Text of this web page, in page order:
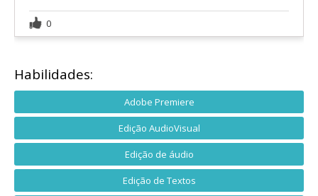
0
Habilidades:
Adobe Premiere
Edição AudioVisual
Edição de áudio
Edição de Textos